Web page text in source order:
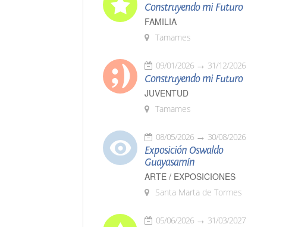
Construyendo mi Futuro
FAMILIA
Tamames
09/01/2026 31/12/2026
Construyendo mi Futuro
JUVENTUD
Tamames
08/05/2026 30/08/2026
Exposición Oswaldo
Guayasamín
ARTE / EXPOSICIONES
Santa Marta de Tormes
05/06/2026 31/03/2027